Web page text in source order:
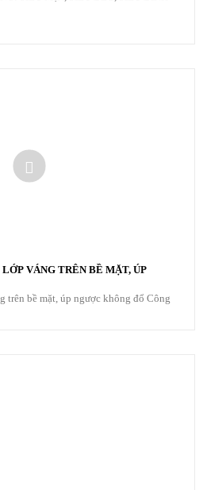
VÁNG TRÊN BỀ MẶT, ÚP
trên bề mặt, úp ngược không đổ Công